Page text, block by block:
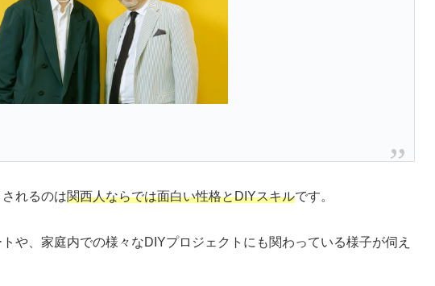
れるのは関西人ならでは面白い性格とDIYスキルです。
や、家庭内での様々なDIYプロジェクトにも関わっている様子が伺え